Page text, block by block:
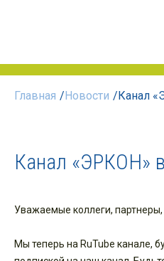
Главная /Новости /Канал
Канал «ЭРКОН»
Уважаемые коллеги, партнеры,
Мы теперь на RuTube канале,